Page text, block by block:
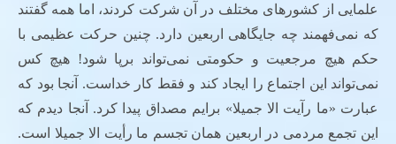
علمایی از کشورهای مختلف در آن شرکت کردند، اما همه گفتند
که نمی‌فهمند چه جایگاهی اربعین دارد. چنین حرکت عظیمی با
حکم هیچ مرجعیت و حکومتی نمی‌تواند برپا شود! هیچ کس
نمی‌تواند این اجتماع را ایجاد کند و فقط کار خداست. آنجا بود که
عبارت «ما رآیت الا جمیلا» برایم مصداق پیدا کرد. آنجا دیدم که
این تجمع مردمی در اربعین همان تجسم ما رأیت الا جمیلا است.